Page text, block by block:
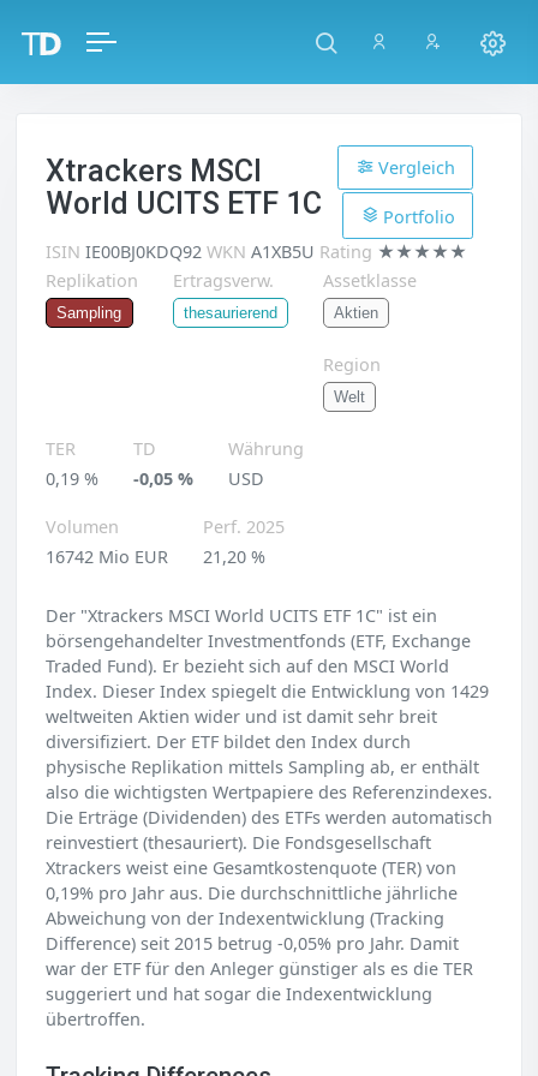
Xtrackers MSCI
World UCITS ETF 1C
Vergleich
Portfolio
ISIN IE00BJ0KDQ92 WKN A1XB5U Rating ★★★★★
Replikation
Sampling
Ertragsverw.
thesaurierend
Assetklasse
Aktien
Region
Welt
TER
0,19 %
TD
-0,05 %
Währung
USD
Volumen
16742 Mio EUR
Perf. 2025
21,20 %
Der "Xtrackers MSCI World UCITS ETF 1C" ist ein
börsengehandelter Investmentfonds (ETF, Exchange
Traded Fund). Er bezieht sich auf den MSCI World
Index. Dieser Index spiegelt die Entwicklung von 1429
weltweiten Aktien wider und ist damit sehr breit
diversifiziert. Der ETF bildet den Index durch
physische Replikation mittels Sampling ab, er enthält
also die wichtigsten Wertpapiere des Referenzindexes.
Die Erträge (Dividenden) des ETFs werden automatisch
reinvestiert (thesauriert). Die Fondsgesellschaft
Xtrackers weist eine Gesamtkostenquote (TER) von
0,19% pro Jahr aus. Die durchschnittliche jährliche
Abweichung von der Indexentwicklung (Tracking
Difference) seit 2015 betrug -0,05% pro Jahr. Damit
war der ETF für den Anleger günstiger als es die TER
suggeriert und hat sogar die Indexentwicklung
übertroffen.